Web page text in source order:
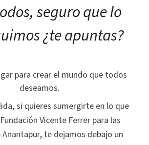
seguro que lo
¿te apuntas?
para crear el mundo que todos
deseamos.
si quieres sumergirte en lo que
Vicente Ferrer para las
Anantapur, te dejamos debajo un